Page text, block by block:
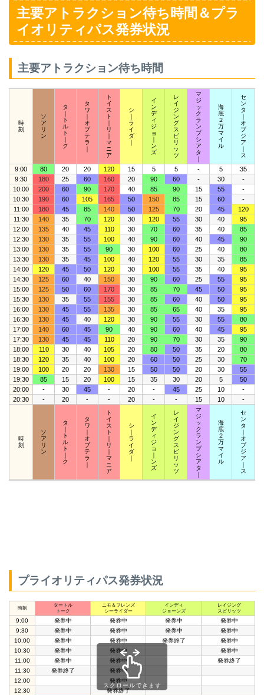
主要アトラクション待ち時間＆プラ
イオリティパス発券状況
主要アトラクション待ち時間
時
刻
ソ
ア
リ
ン
タ
｜
ト
ル
ト
｜
ク
タ
ワ
｜
オ
ブ
テ
ラ
｜
ト
イ
ス
ト
｜
リ
｜
マ
ニ
ア
シ
｜
ラ
イ
ダ
｜
イ
ン
デ
ィ
ジ
ョ
｜
ン
ズ
レ
イ
ジ
ン
グ
ス
ピ
リ
ッ
ツ
マ
ジ
ッ
ク
ラ
ン
プ
シ
ア
タ
｜
海
底
２
万
マ
イ
ル
セ
ン
タ
｜
オ
ブ
ジ
ア
｜
ス
9:00 80 20 20 120 15 5 5 - 5
35
9:30
180 25 60 160 20 90 60 - 30
-
10:00
200 60 90 170 40 85 90 15 55
-
10:30
190 60 105 165 50 150 85 15 60
-
11:00
180 45 85 140 50 125 70 20 45
120
11:30
140 35 70 120 30 120 55 30 40
95
12:00
135 40 45 110 30 70 60 35 40
85
12:30
130 35 55 100 40 90 60 40 45
90
13:00
130 35 55 90 30 100 60 25 40
80
13:30
130 35 45 100 40 120 55 30 35
85
14:00
120 45 50 120 30 100 55 35 40
95
14:30
125 60 40 150 30 90 60 25 55
95
15:00
125 50 60 170 30 85 70 45 50
95
15:30
130 35 55 155 30 85 60 40 50
95
16:00
130 45 55 135 30 85 65 40 35
95
16:30
130 45 40 120 30 90 55 30 55
80
17:00
140 60 45 90 40 90 60 40 45
95
17:30
130 45 45 110 20 90 70 30 35
90
18:00
110 30 40 105 20 80 50 35 20
80
18:30
120 35 40 100 20 60 50 25 30
70
19:00
100 20 20 130 15 50 50 20 30
55
19:30
85 15 20 100 15 35 30 20 5
50
20:00
- 30 45 - 20 - 45 25 10
-
20:30
- 20 - - 20 - - 15 10 -
時
刻
ソ
ア
リ
ン
タ
｜
ト
ル
ト
｜
ク
タ
ワ
｜
オ
ブ
テ
ラ
｜
ト
イ
ス
ト
｜
リ
｜
マ
ニ
ア
シ
｜
ラ
イ
ダ
｜
イ
ン
デ
ィ
ジ
ョ
｜
ン
ズ
レ
イ
ジ
ン
グ
ス
ピ
リ
ッ
ツ
マ
ジ
ッ
ク
ラ
ン
プ
シ
ア
タ
｜
海
底
２
万
マ
イ
ル
セ
ン
タ
｜
オ
ブ
ジ
ア
｜
ス
プライオリティパス発券状況
時刻
タートル
トーク
ニモ＆フレンズ
シーライダー
インディ
ジョーンズ
レイジング
スピリッツ
9:00 発券中 発券中 発券中
発券中
9:30
発券中 発券中 発券中
発券中
10:00
発券中 発券中 発券終了
発券中
10:30
発券中 発券中
発券中
11:00
発券中 発券中
発券終了
11:30
発券終了
発券中
12:00
発券中
12:30
発券終了
スクロールできます